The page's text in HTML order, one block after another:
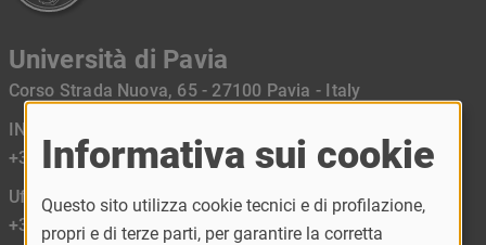
Università di Pavia
Corso Strada Nuova, 65 - 27100 Pavia - Italy
INFORMASTUDENTI
+39 0382 989898
Ufficio Relazioni con il Pubblico URP
+39 0382 984450
Informativa sui cookie
Questo sito utilizza cookie tecnici e di profilazione,
propri e di terze parti, per garantire la corretta